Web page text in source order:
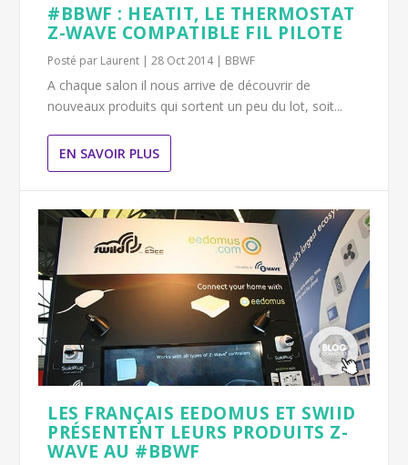
#BBWF : HEATIT, LE THERMOSTAT
Z-WAVE COMPATIBLE FIL PILOTE
Posté par Laurent |28 Oct 2014| BBWF
A chaque salon il nous arrive de découvrir de
nouveaux produits qui sortent un peu du lot, soit...
EN SAVOIR PLUS
LES FRANÇAIS EEDOMUS ET SWIID
PRÉSENTENT LEURS PRODUITS Z-
WAVE AU #BBWF